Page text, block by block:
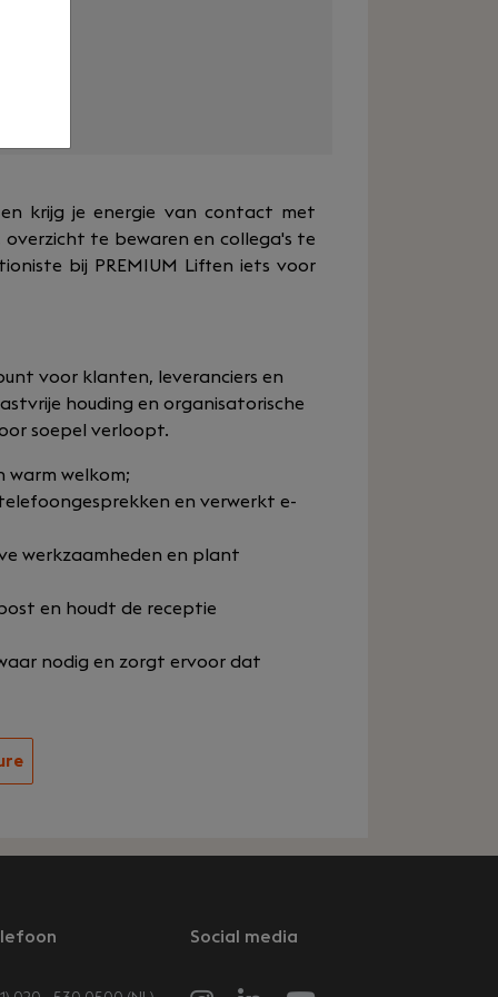
krijg je energie van contact met
overzicht te bewaren en collega's te
bij PREMIUM Liften iets voor
voor klanten, leveranciers en
houding en organisatorische
soepel verloopt.
warm welkom;
en verwerkt e-
werkzaamheden en plant
en houdt de receptie
nodig en zorgt ervoor dat
Social media